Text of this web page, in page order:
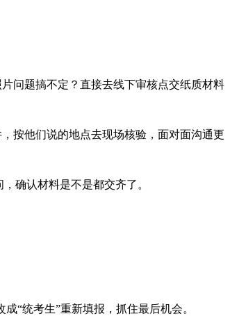
问题搞不定？直接去线下审核点交纸质材料
按他们说的地点去现场核验，面对面沟通更
确认材料是不是都交齐了。
“统考生”重新填报，抓住最后机会。